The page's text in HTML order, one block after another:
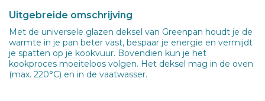
Uitgebreide omschrijving
Met de universele glazen deksel van Greenpan houdt je de
warmte in je pan beter vast, bespaar je energie en vermijdt
je spatten op je kookvuur. Bovendien kun je het
kookproces moeiteloos volgen. Het deksel mag in de oven
(max. 220°C) en in de vaatwasser.